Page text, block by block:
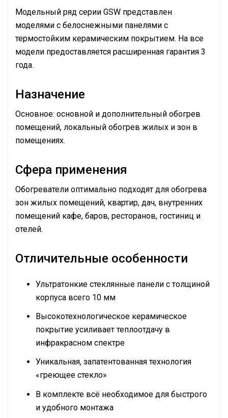
Модельный ряд серии GSW представлен
моделями с белоснежными панелями с
термостойким керамическим покрытием. На все
модели предоставляется расширенная гарантия 3
года.
Назначение
Основное: основной и дополнительный обогрев
помещений, локальный обогрев жилых и зон в
помещениях.
Сфера применения
Обогреватели оптимально подходят для обогрева
зон жилых помещений, квартир, дач, внутренних
помещений кафе, баров, ресторанов, гостиниц и
отелей.
Отличительные особенности
Ультратонкие стеклянные панели с толщиной
корпуса всего 10 мм
Высокотехнологическое керамическое
покрытие усиливает теплоотдачу в
инфракрасном спектре
Уникальная, запатентованная технология
«греющее стекло»
В комплекте всё необходимое для быстрого
и удобного монтажа